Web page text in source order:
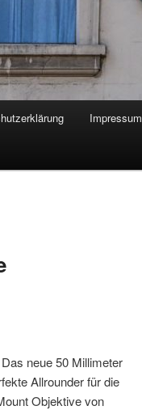
Impressum
neue 50 Millimeter
Allrounder für die
Objektive von